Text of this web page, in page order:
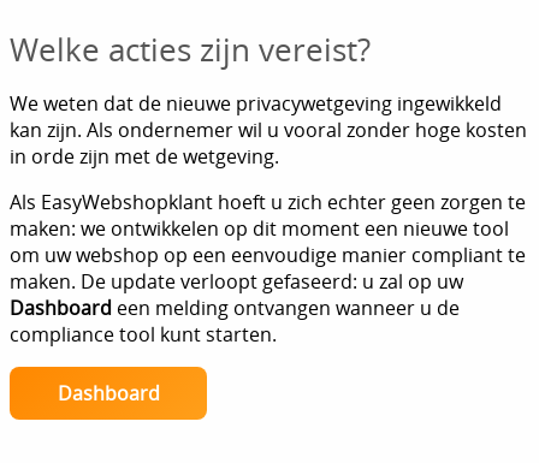
Welke acties zijn vereist?
We weten dat de nieuwe privacywetgeving ingewikkeld
kan zijn. Als ondernemer wil u vooral zonder hoge kosten
in orde zijn met de wetgeving.
Als EasyWebshopklant hoeft u zich echter geen zorgen te
maken: we ontwikkelen op dit moment een nieuwe tool
om uw webshop op een eenvoudige manier compliant te
maken. De update verloopt gefaseerd: u zal op uw
Dashboard een melding ontvangen wanneer u de
compliance tool kunt starten.
Dashboard